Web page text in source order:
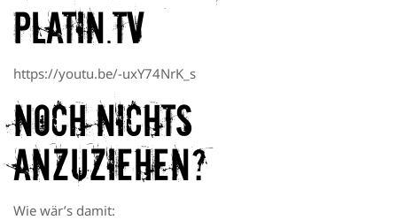
platin.tv
https://youtu.be/-uxY74NrK_s
Noch nichts
anzuziehen?
Wie wär’s damit: